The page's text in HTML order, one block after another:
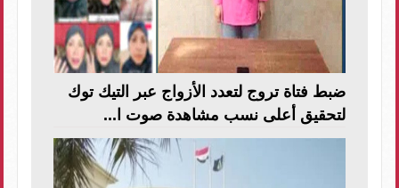
ضبط فتاة تروج لتعدد الأزواج عبر التيك توك
لتحقيق أعلى نسب مشاهدة صوت ا...